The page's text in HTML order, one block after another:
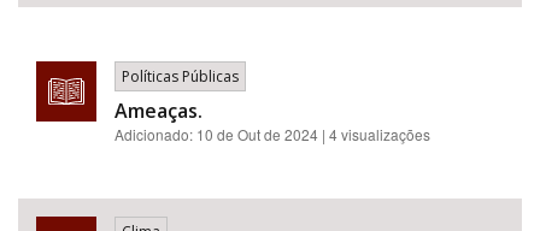
Políticas Públicas
Ameaças.
Adicionado: 10 de Out de 2024 | 4 visualizações